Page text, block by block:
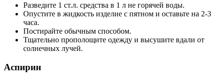
Разведите 1 ст.л. средства в 1 л не горячей воды.
Опустите в жидкость изделие с пятном и оставьте на 2-3
часа.
Постирайте обычным способом.
Тщательно прополощите одежду и высушите вдали от
солнечных лучей.
Аспирин